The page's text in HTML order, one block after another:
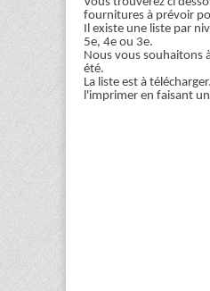
fournitures à prévoir
Il existe une liste par
5e, 4e ou 3e.
Nous vous souhaitons
été.
La liste est à
l'imprimer en faisant